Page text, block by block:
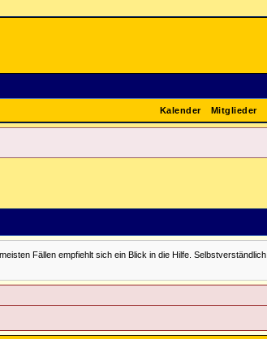
Mitglieder
Kalender
Fällen empfiehlt sich ein Blick in die Hilfe.